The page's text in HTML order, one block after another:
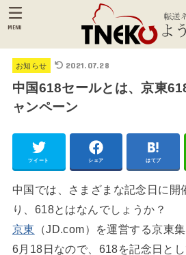
MENU
お知らせ 2021.07.28
中国618セールとは、京東
ャンペーン
ツイート シェア はてブ
中国では、さまざまな記念日に開
り、618とはなんでしょうか？
京東 （JD.com）を運営する京東
6月18日なので、618を記念日と